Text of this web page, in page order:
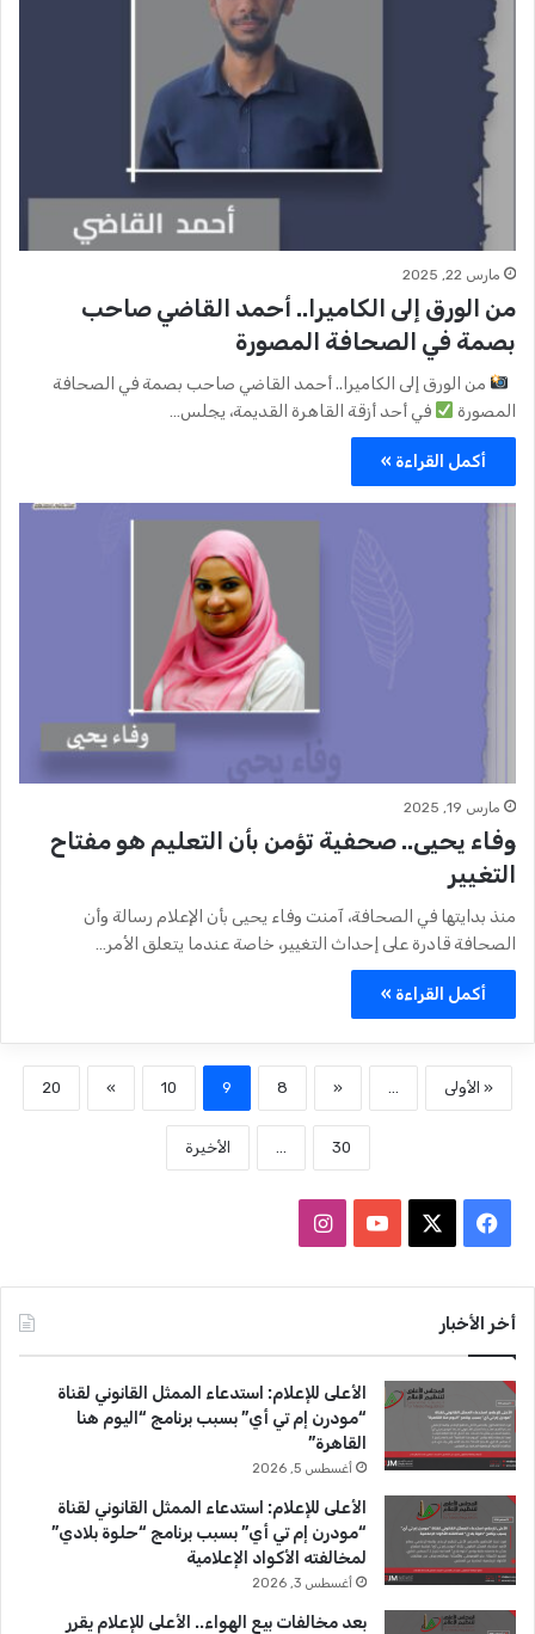
مارس 22, 2025
من الورق إلى الكاميرا.. أحمد القاضي صاحب
بصمة في الصحافة المصورة
من الورق إلى الكاميرا.. أحمد القاضي صاحب بصمة في الصحافة
المصورة
في أحد أزقة القاهرة القديمة، يجلس…
أكمل القراءة »
مارس 19, 2025
وفاء يحيى.. صحفية تؤمن بأن التعليم هو مفتاح
التغيير
منذ بدايتها في الصحافة، آمنت وفاء يحيى بأن الإعلام رسالة وأن
الصحافة قادرة على إحداث التغيير، خاصة عندما يتعلق الأمر…
أكمل القراءة »
« الأولى «
8
9
10
»
20
30 الأخيرة
س
ب
و
ك
u
T
u
b
e
ت
ق
ا
م
أخر الأخبار
الأعلى للإعلام: استدعاء الممثل القانوني لقناة
“مودرن إم تي أي” بسبب برنامج “اليوم هنا
القاهرة”
أغسطس 5, 2026
الأعلى للإعلام: استدعاء الممثل القانوني لقناة
“مودرن إم تي أي” بسبب برنامج “حلوة بلادي”
لمخالفته الأكواد الإعلامية
أغسطس 3, 2026
بعد مخالفات بيع الهواء.. الأعلى للإعلام يقرر